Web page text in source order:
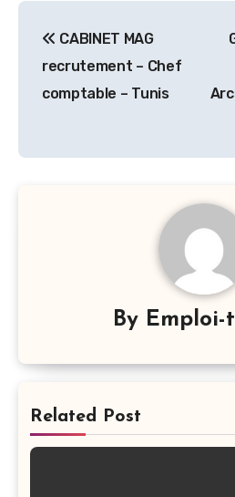
de
l’article
CABINET MAG
recrutement – Chef
comptable – Tunis
By Emploi-
Related Post